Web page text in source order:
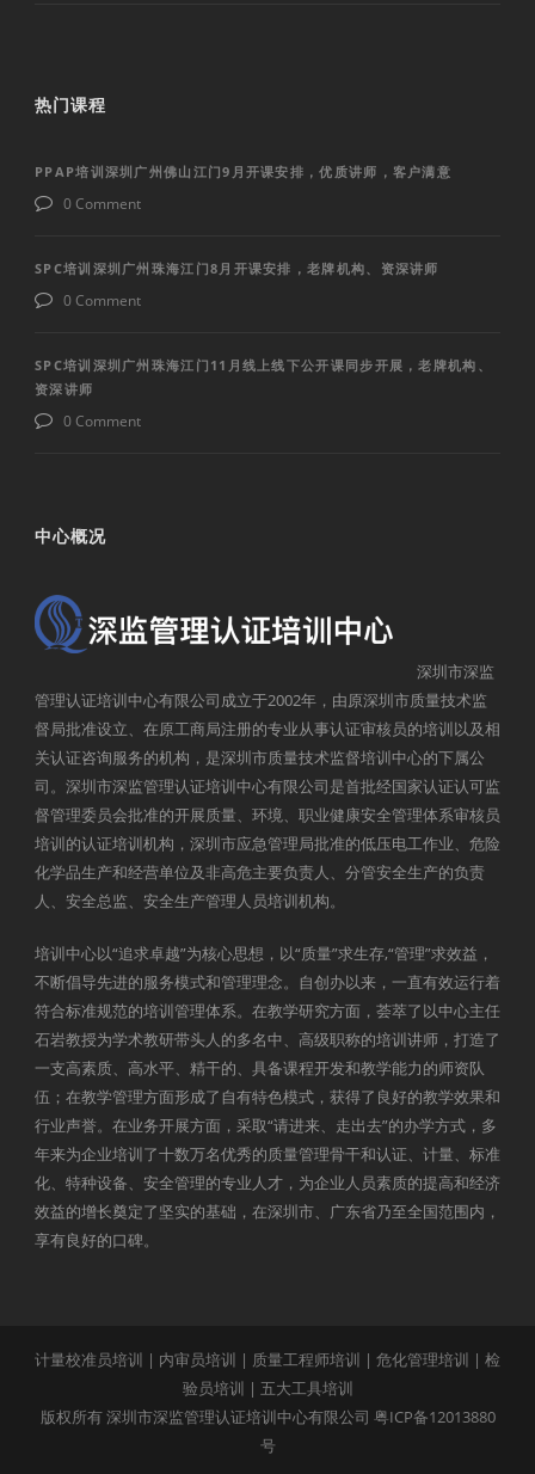
热门课程
PPAP培训深圳广州佛山江门9月开课安排，优质讲师，客户满意
0 Comment
SPC培训深圳广州珠海江门8月开课安排，老牌机构、资深讲师
0 Comment
SPC培训深圳广州珠海江门11月线上线下公开课同步开展，老牌机构、
资深讲师
0 Comment
中心概况
深圳市深监
管理认证培训中心有限公司成立于2002年，由原深圳市质量技术监
督局批准设立、在原工商局注册的专业从事认证审核员的培训以及相
关认证咨询服务的机构，是深圳市质量技术监督培训中心的下属公
司。深圳市深监管理认证培训中心有限公司是首批经国家认证认可监
督管理委员会批准的开展质量、环境、职业健康安全管理体系审核员
培训的认证培训机构，深圳市应急管理局批准的低压电工作业、危险
化学品生产和经营单位及非高危主要负责人、分管安全生产的负责
人、安全总监、安全生产管理人员培训机构。
培训中心以“追求卓越”为核心思想，以“质量”求生存,“管理”求效益，
不断倡导先进的服务模式和管理理念。自创办以来，一直有效运行着
符合标准规范的培训管理体系。在教学研究方面，荟萃了以中心主任
石岩教授为学术教研带头人的多名中、高级职称的培训讲师，打造了
一支高素质、高水平、精干的、具备课程开发和教学能力的师资队
伍；在教学管理方面形成了自有特色模式，获得了良好的教学效果和
行业声誉。在业务开展方面，采取“请进来、走出去”的办学方式，多
年来为企业培训了十数万名优秀的质量管理骨干和认证、计量、标准
化、特种设备、安全管理的专业人才，为企业人员素质的提高和经济
效益的增长奠定了坚实的基础，在深圳市、广东省乃至全国范围内，
享有良好的口碑。
计量校准员培训 | 内审员培训 | 质量工程师培训 | 危化管理培训 | 检
验员培训 | 五大工具培训
版权所有 深圳市深监管理认证培训中心有限公司 粤ICP备12013880
号